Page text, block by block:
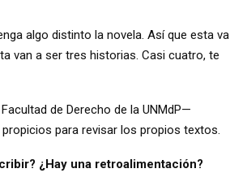
algo distinto la novela. Así que esta va
van a ser tres historias. Casi cuatro, te
de Derecho de la UNMdP—
para revisar los propios textos.
¿Hay una retroalimentación?